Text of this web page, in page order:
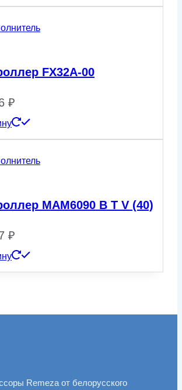
FX32A-00
₽
МАМ6090 B T V (40)
₽
Remeza от белорусского